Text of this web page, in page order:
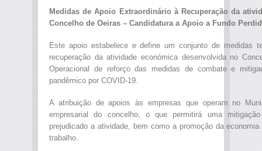
Medidas de Apoio Extraordinário à Recuperação da
Concelho de Oeiras – Candidatura a Apoio a Fundo
Este apoio estabelece e define um conjunto de medidas
recuperação da atividade económica desenvolvida no
Operacional de reforço das medidas de combate e
pandêmico por COVID-19.
A atribuição de apoios às empresas que operam no
empresarial do concelho, o que permitirá uma
prejudicado a atividade, bem como a promoção da
trabalho.